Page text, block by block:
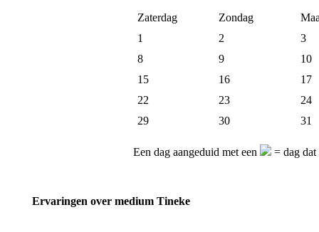
Zaterdag Zondag
1
2
3
8
9
10
15
16
17
22
23
24
29
30 31
Een dag aangeduid met een = dag
Ervaringen over medium Tineke